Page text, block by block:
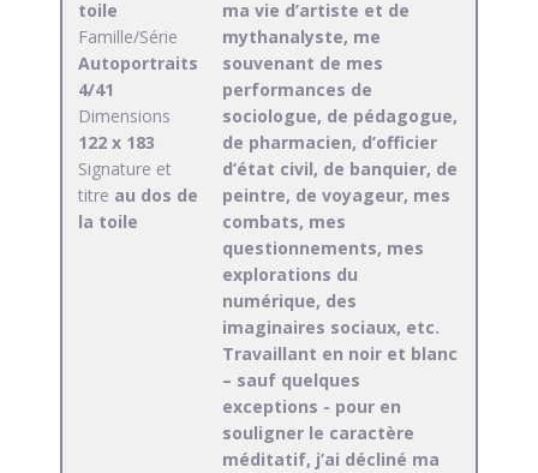
toile
Famille/Série
Autoportraits
4/41
Dimensions
122 x 183
Signature et
titre au dos de
la toile
ma vie d’artiste et de
mythanalyste, me
souvenant de mes
performances de
sociologue, de pédagogue,
de pharmacien, d’officier
d’état civil, de banquier, de
peintre, de voyageur, mes
combats, mes
questionnements, mes
explorations du
numérique, des
imaginaires sociaux, etc.
Travaillant en noir et blanc
– sauf quelques
exceptions - pour en
souligner le caractère
méditatif, j’ai décliné ma